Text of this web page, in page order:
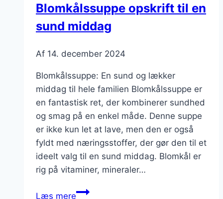
Blomkålssuppe opskrift til en
sund middag
Af 14. december 2024
Blomkålssuppe: En sund og lækker
middag til hele familien Blomkålssuppe er
en fantastisk ret, der kombinerer sundhed
og smag på en enkel måde. Denne suppe
er ikke kun let at lave, men den er også
fyldt med næringsstoffer, der gør den til et
ideelt valg til en sund middag. Blomkål er
rig på vitaminer, mineraler…
Læs mereBlomkålssuppe